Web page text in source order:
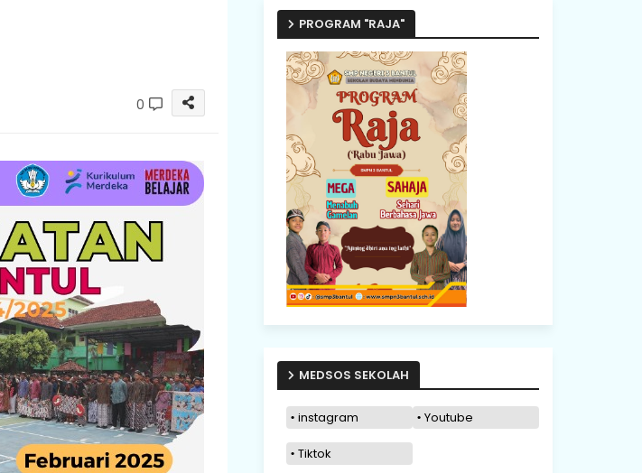
0
PROGRAM "RAJA"
MEDSOS SEKOLAH
instagram Youtube
Tiktok